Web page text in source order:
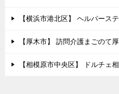
【横浜市港北区】 ヘルパース
【厚木市】 訪問介護まごのて
【相模原市中央区】 ドルチェ